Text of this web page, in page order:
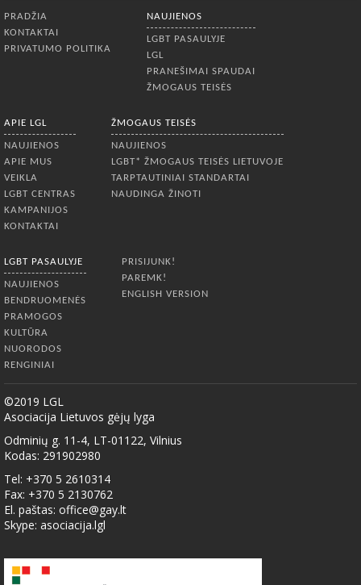
apatybės ar lytinės raiškos kelia rimtą
grėsmę demokratinėms vertybėms
Europos šalių visuomenėse. Žironos
universiteto (UdG) koordinuojamu
PRADŽIA
KONTAKTAI
PRIVATUMO POLITIKA
NAUJIENOS
LGBT PASAULYJE
LGL
PRANEŠIMAI SPAUDAI
ŽMOGAUS TEISĖS
APIE LGL
NAUJIENOS
APIE MUS
VEIKLA
LGBT CENTRAS
KAMPANIJOS
KONTAKTAI
ŽMOGAUS TEISĖS
NAUJIENOS
LGBT* ŽMOGAUS TEISĖS LIETUVOJE
TARPTAUTINIAI STANDARTAI
NAUDINGA ŽINOTI
LGBT PASAULYJE
NAUJIENOS
BENDRUOMENĖS
PRAMOGOS
KULTŪRA
NUORODOS
RENGINIAI
PRISIJUNK!
PAREMK!
ENGLISH VERSION
©2019 LGL
Asociacija Lietuvos gėjų lyga
Odminių g. 11-4, LT-01122, Vilnius
Kodas: 291902980
Tel: +370 5 2610314
Fax: +370 5 2130762
El. paštas: office@gay.lt
Skype: asociacija.lgl